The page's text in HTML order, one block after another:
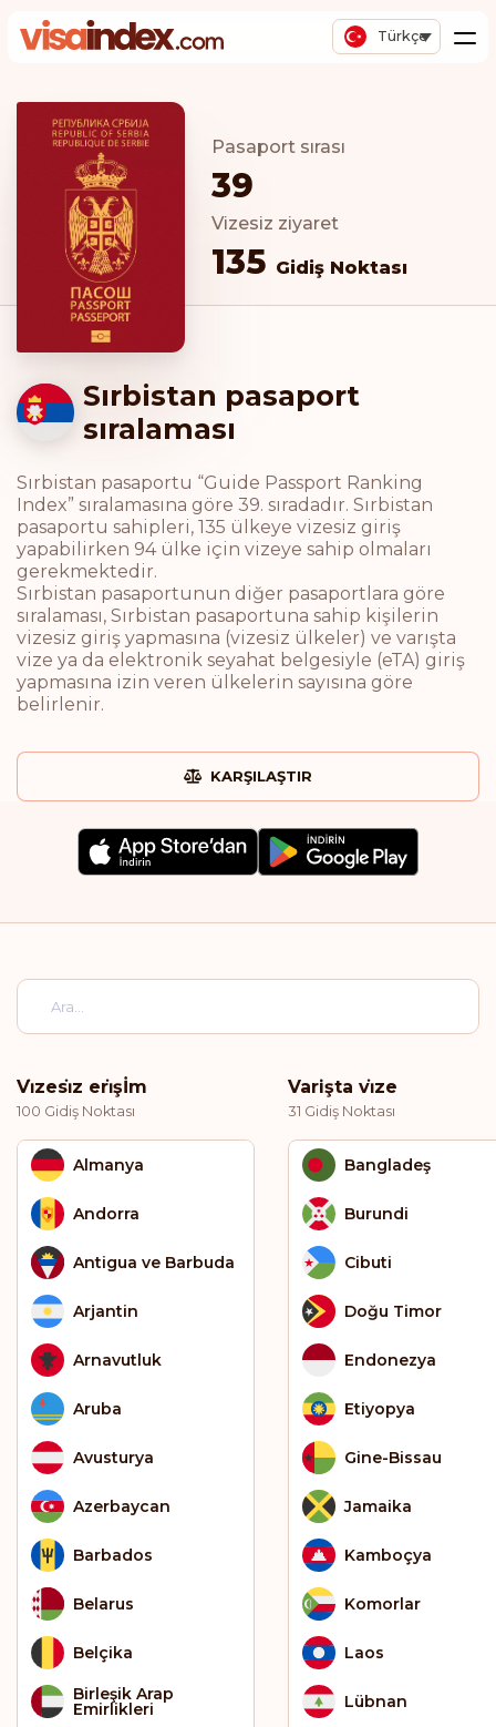
Türkçe
Pasaport sırası
39
Vizesiz ziyaret
135 Gidiş Noktası
Sırbistan pasaport
sıralaması
Sırbistan pasaportu “Guide Passport Ranking
Index” sıralamasına göre 39. sıradadır. Sırbistan
pasaportu sahipleri, 135 ülkeye vizesiz giriş
yapabilirken 94 ülke için vizeye sahip olmaları
gerekmektedir.
Sırbistan pasaportunun diğer pasaportlara göre
sıralaması, Sırbistan pasaportuna sahip kişilerin
vizesiz giriş yapmasına (vizesiz ülkeler) ve varışta
vize ya da elektronik seyahat belgesiyle (eTA) giriş
yapmasına izin veren ülkelerin sayısına göre
belirlenir.
KARŞILAŞTIR
Vi̇zesi̇z eri̇şİm
100 Gidiş Noktası
Almanya
Andorra
Antigua ve Barbuda
Arjantin
Arnavutluk
Aruba
Avusturya
Azerbaycan
Barbados
Belarus
Belçika
Birleşik Arap
Emirlikleri
Varişta vi̇ze
31 Gidiş Noktası
Bangladeş
Burundi
Cibuti
Doğu Timor
Endonezya
Etiyopya
Gine-Bissau
Jamaika
Kamboçya
Komorlar
Laos
Lübnan